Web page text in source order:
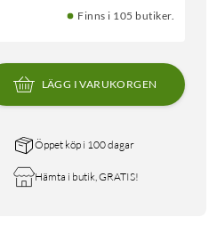
Finns i 105 butiker.
LÄGG I VARUKORGEN
Öppet köp i 100 dagar
Hämta i butik, GRATIS!